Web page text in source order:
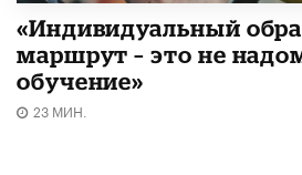
«Индивидуальный
маршрут – это не
обучение»
23 МИН.